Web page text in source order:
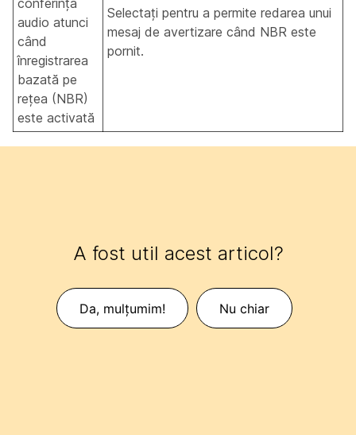
conferința
audio atunci
când
înregistrarea
bazată pe
rețea (NBR)
este activată
Selectați pentru a permite redarea unui
mesaj de avertizare când NBR este
pornit.
A fost util acest articol?
Da, mulțumim! Nu chiar